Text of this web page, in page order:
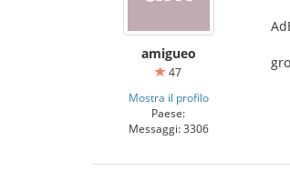
amigueo
47
Mostra il profilo
Paese:
Messaggi: 3306